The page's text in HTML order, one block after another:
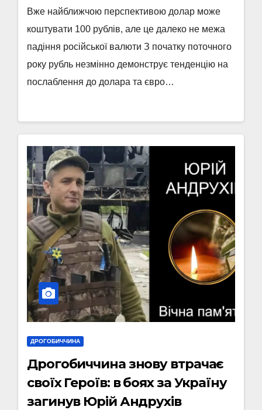
Вже найближчою перспективою долар може
коштувати 100 рублів, але це далеко не межа
падіння російської валюти З початку поточного
року рубль незмінно демонструє тенденцію на
послаблення до долара та євро…
ДРОГОБИЧЧИНА
Дрогобиччина знову втрачає
своїх Героїв: в боях за Україну
загинув Юрій Андрухів